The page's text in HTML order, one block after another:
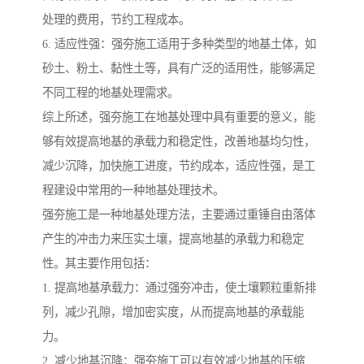
处理的费用，节约工程成本。
6. 适应性强：强夯施工适用于多种类型的地基土体，如
砂土、粉土、黏性土等，具有广泛的适用性，能够满足
不同工程的地基处理需求。
综上所述，强夯施工在地基处理中具有重要的意义，能
够有效提高地基的承载力和稳定性，改善地基均匀性，
减少沉降，加快施工进度，节约成本，适应性强，是工
程建设中常用的一种地基处理技术。
强夯施工是一种地基处理方法，主要通过重锤自由落体
产生的冲击力来压实土壤，提高地基的承载力和稳定
性。其主要作用包括：
1. 提高地基承载力：通过强夯冲击，使土壤颗粒重新排
列，减少孔隙，增加密实度，从而提高地基的承载能
力。
2. 减少地基沉降：强夯施工可以有效减少地基的压缩